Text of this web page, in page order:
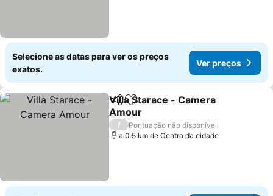
Selecione as datas para ver os preços
exatos.
Ver preços
PartilharAdicionar aos favoritos
Villa Starace - Camera
Amour
Ver preços
/
Pontuação não disponível
a 0.5 km de Centro da cidade